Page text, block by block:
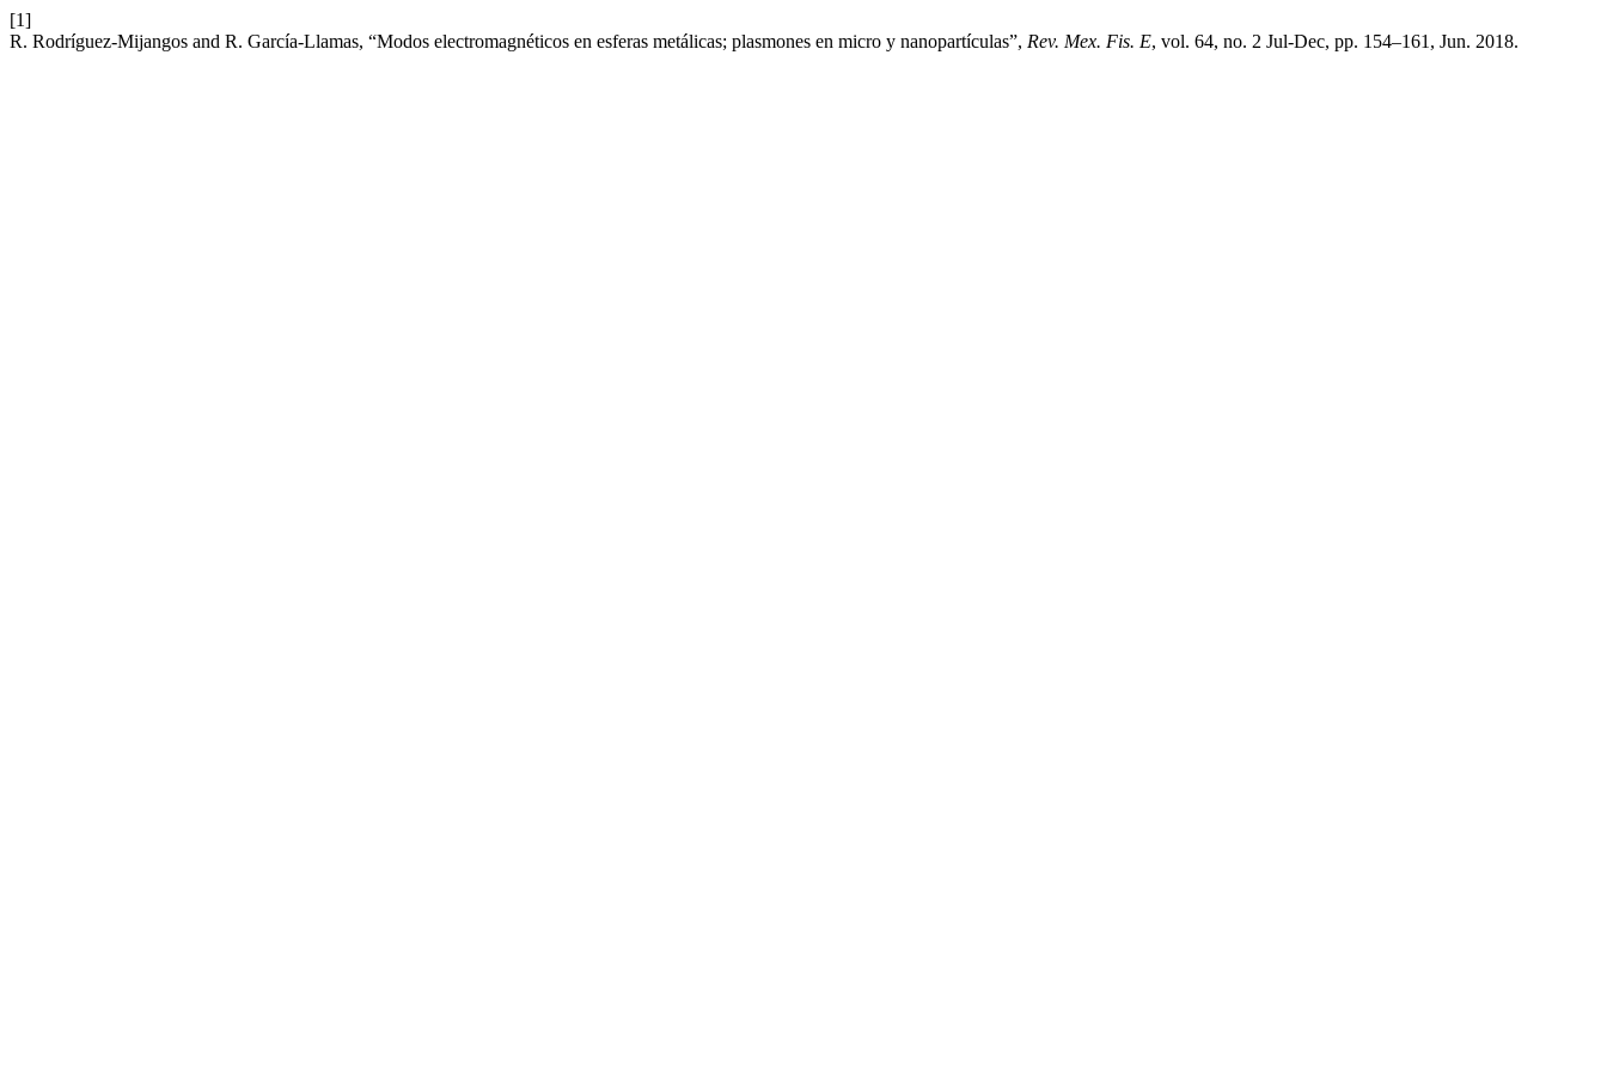
[1]
R. Rodríguez-Mijangos and R. García-Llamas, “Modos electromagnéticos en esferas metálicas; plasmones en micro y nanopartículas”, Rev. Mex. Fis. E, vol. 64, no. 2 Jul-Dec, pp. 154–161, Jun. 2018.